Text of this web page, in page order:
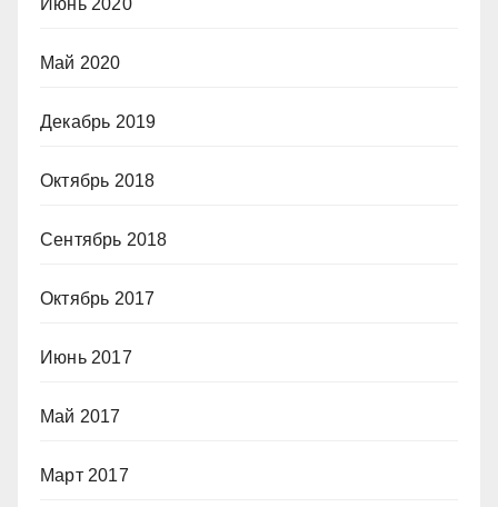
Май 2020
Декабрь 2019
Октябрь 2018
Сентябрь 2018
Октябрь 2017
Июнь 2017
Май 2017
Март 2017